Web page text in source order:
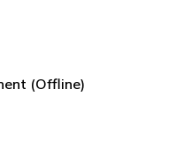
(Offline)